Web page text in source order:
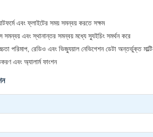
এবং ফ্লাইটের সময় সমন্বয় করতে সক্ষম
সমন্বয় এবং স্থানান্তর সমন্বয় মধ্যে স্যুইচিং সমর্থন করে
পরিমাপ, রেডিও এবং ভিজ্যুয়াল নেভিগেশন ডেটা অন্তর্ভুক্ত
এবং অ্যালার্ম ফাংশন